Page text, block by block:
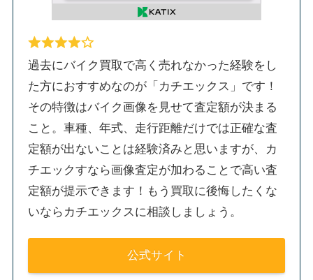
過去にバイク買取で高く売れなかった経験をし
た方におすすめなのが「カチエックス」です！
その特徴はバイク画像を見せて査定額が決まる
こと。車種、年式、走行距離だけでは正確な査
定額が出ないことは経験済みと思いますが、カ
チエックすなら画像査定が加わることで高い査
定額が提示できます！もう買取に後悔したくな
いならカチエックスに相談しましょう。
公式サイト